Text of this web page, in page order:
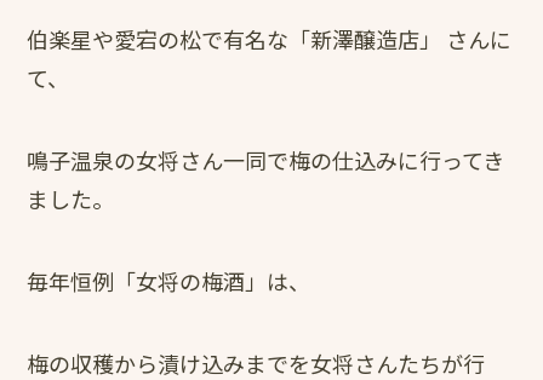
伯楽星や愛宕の松で有名な「新澤醸造店」 さんに
て、
鳴子温泉の女将さん一同で梅の仕込みに行ってき
ました。
毎年恒例「女将の梅酒」は、
梅の収穫から漬け込みまでを女将さんたちが行